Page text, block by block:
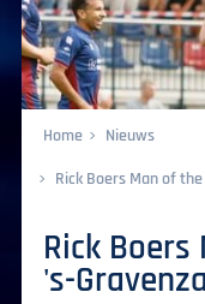
Home
Nieuws
Rick Boers Man of
Rick
's-